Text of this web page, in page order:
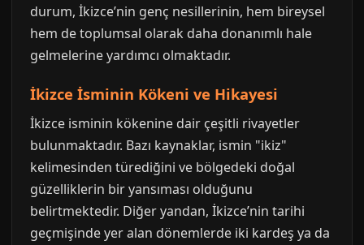
durum, İkizce’nin genç nesillerinin, hem bireysel
hem de toplumsal olarak daha donanımlı hale
gelmelerine yardımcı olmaktadır.
İkizce İsminin Kökeni ve Hikayesi
İkizce isminin kökenine dair çeşitli rivayetler
bulunmaktadır. Bazı kaynaklar, ismin "ikiz"
kelimesinden türediğini ve bölgedeki doğal
güzelliklerin bir yansıması olduğunu
belirtmektedir. Diğer yandan, İkizce’nin tarihi
geçmişinde yer alan dönemlerde iki kardeş ya da